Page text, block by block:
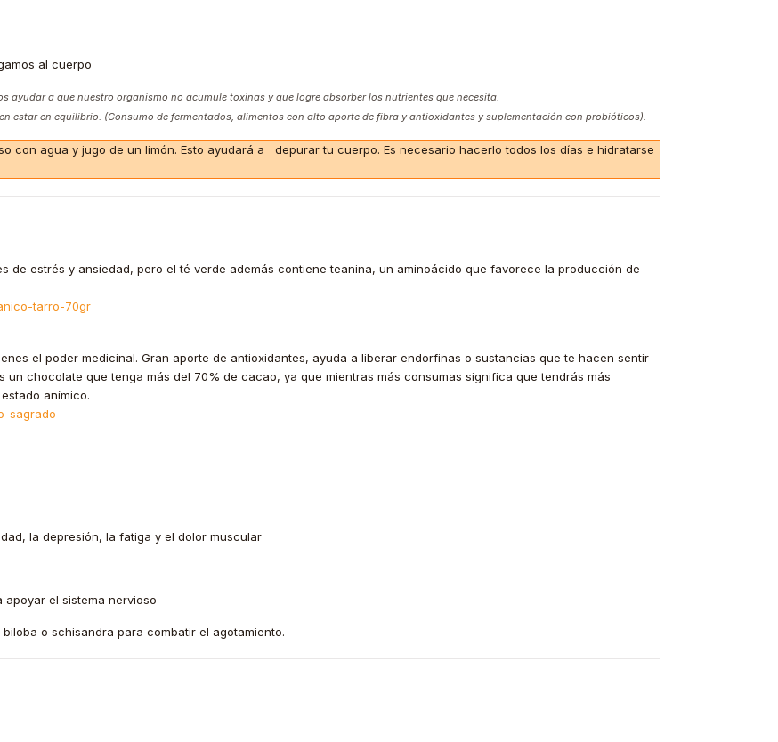
al cuerpo
ayudar a que nuestro organismo no acumule toxinas y que logre absorber los nutrientes que necesita.
estar en equilibrio. (Consumo de fermentados, alimentos con alto aporte de fibra y antioxidantes y suplementación con probióticos).
con agua y jugo de un limón. Esto ayudará a depurar tu cuerpo. Es necesario hacerlo todos los días e hidratarse
de estrés y ansiedad, pero el té verde además contiene teanina, un aminoácido que favorece la producción de
tarro-70gr
el poder medicinal. Gran aporte de antioxidantes, ayuda a liberar endorfinas o sustancias que te hacen sentir
un chocolate que tenga más del 70% de cacao, ya que mientras más consumas significa que tendrás más
anímico.
sagrado
la depresión, la fatiga y el dolor muscular
apoyar el sistema nervioso
o schisandra para combatir el agotamiento.